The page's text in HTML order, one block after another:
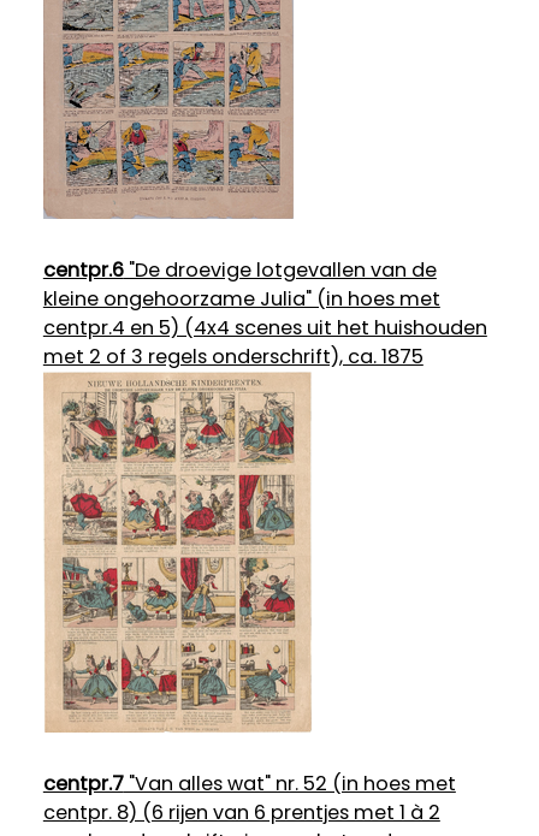
centpr.6"De droevige lotgevallen van de
kleine ongehoorzame Julia" (in hoes met
centpr.4 en 5) (4x4 scenes uit het huishouden
met 2 of 3 regels onderschrift), ca. 1875
centpr.7"Van alles wat" nr. 52 (in hoes met
centpr. 8) (6 rijen van 6 prentjes met 1 à 2